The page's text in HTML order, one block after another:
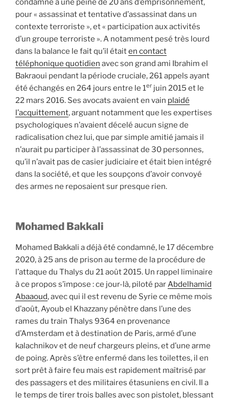
condamné à une peine de 20 ans d’emprisonnement,
pour « assassinat et tentative d’assassinat dans un
contexte terroriste », et « participation aux activités
d’un groupe terroriste ». A notamment pesé très lourd
dans la balance le fait qu’il étaiten contact
téléphonique quotidien avec son grand ami Ibrahim el
Bakraoui pendant la période cruciale, 261 appels ayant
été échangés en 264 jours entre le 1er juin 2015 et le
22 mars 2016. Ses avocats avaient en vain plaidé
l’acquittement, arguant notamment que les expertises
psychologiques n’avaient décelé aucun signe de
radicalisation chez lui, que par simple amitié jamais il
n’aurait pu participer à l’assassinat de 30 personnes,
qu’il n’avait pas de casier judiciaire et était bien intégré
dans la société, et que les soupçons d’avoir convoyé
des armes ne reposaient sur presque rien.
Mohamed Bakkali
Mohamed Bakkali a déjà été condamné, le 17 décembre
2020, à 25 ans de prison au terme de la procédure de
l’attaque du Thalys du 21 août 2015. Un rappel liminaire
à ce propos s’impose : ce jour-là, piloté parAbdelhamid
Abaaoud, avec qui il est revenu de Syrie ce même mois
d’août, Ayoub el Khazzany pénètre dans l’une des
rames du train Thalys 9364 en provenance
d’Amsterdam et à destination de Paris, armé d’une
kalachnikov et de neuf chargeurs pleins, et d’une arme
de poing. Après s’être enfermé dans les toilettes, il en
sort prêt à faire feu mais est rapidement maîtrisé par
des passagers et des militaires étasuniens en civil. Il a
le temps de tirer trois balles avec son pistolet, blessant